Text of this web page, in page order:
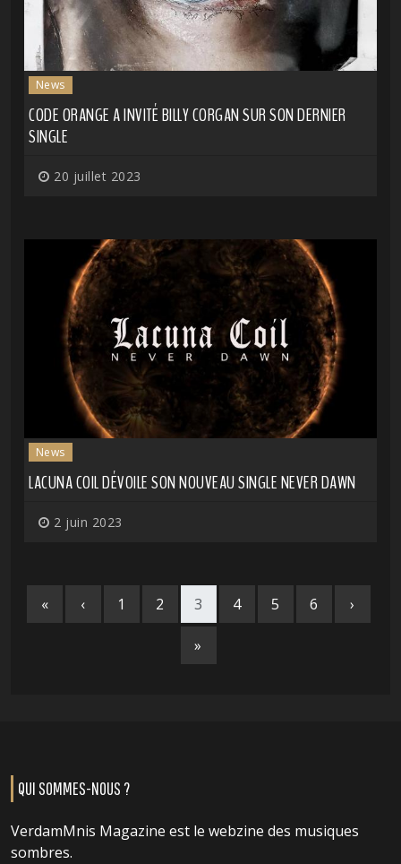
News
CODE ORANGE A INVITÉ BILLY CORGAN SUR SON DERNIER
SINGLE
20 juillet 2023
News
LACUNA COIL DÉVOILE SON NOUVEAU SINGLE NEVER DAWN
2 juin 2023
« ‹ 1 2 3 4 5 6 ›
»
QUI SOMMES-NOUS ?
VerdamMnis Magazine est le webzine des musiques
sombres.